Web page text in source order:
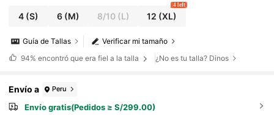
4 (S) 6 (M) 8/10(L) 12 (XL)
4 left
Verificar mi tamaño
Guía de Tallas
94% encontró que era fiel a la talla ¿No es tu talla? Dinos
Envío a Peru
Envío gratis(Pedidos ≥ S/299.00)